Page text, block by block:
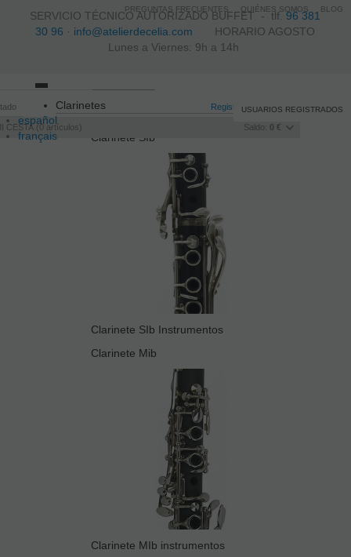
SERVICIO TÉCNICO AUTORIZADO BUFFET -tlf.96 381
30 96 · info@atelierdecelia.com HORARIO AGOSTO
Lunes a Viernes: 9h a 14h
español
français
Registro /Iniciar sesión
CESTA 0 artículos Saldo: 0 €
USUARIOS REGISTRADOS
navigation
Clarinetes
Clarinete SIb
Clarinete SIb Instrumentos
Clarinete Mib
Clarinete MIb instrumentos
PREGUNTAS FRECUENTES QUIÉNES SOMOS BLOG